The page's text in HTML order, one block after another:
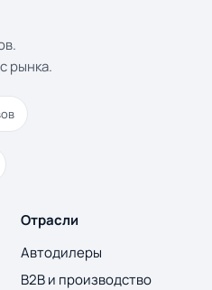
рынка.
Отрасли
Автодилеры
B2B и производство